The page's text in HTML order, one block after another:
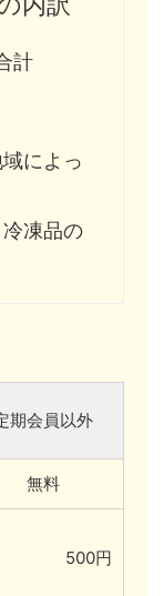
計
によっ
凍品の
期会員以外
無料
500円